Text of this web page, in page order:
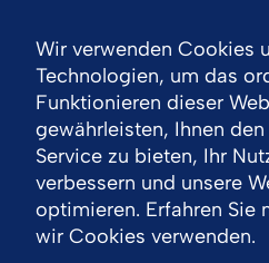
Wir verwenden Cookies
Technologien, um das
Funktionieren dieser
gewährleisten, Ihnen
Service zu bieten, Ihr
verbessern und unsere
optimieren. Erfahren Sie
wir Cookies verwenden.